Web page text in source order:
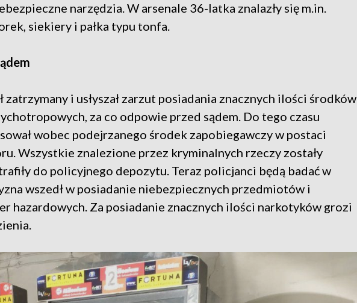
narzędzia. W arsenale 36-latka znalazły się m.in.
siekiery i pałka typu tonfa.
zatrzymany i usłyszał zarzut posiadania znacznych ilości środków
za co odpowie przed sądem. Do tego czasu
wobec podejrzanego środek zapobiegawczy w postaci
Wszystkie znalezione przez kryminalnych rzeczy zostały
do policyjnego depozytu. Teraz policjanci będą badać w
wszedł w posiadanie niebezpiecznych przedmiotów i
hazardowych. Za posiadanie znacznych ilości narkotyków grozi